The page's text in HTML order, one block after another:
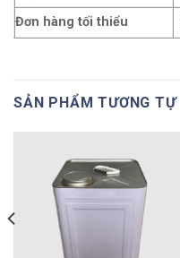
Đơn hàng tối thiểu
SẢN PHẨM TƯƠNG TỰ